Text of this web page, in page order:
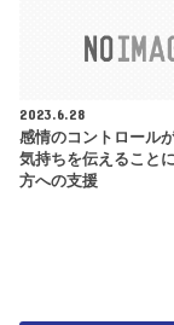
2023.6.28
感情のコントロール
気持ちを伝えること
方への支援